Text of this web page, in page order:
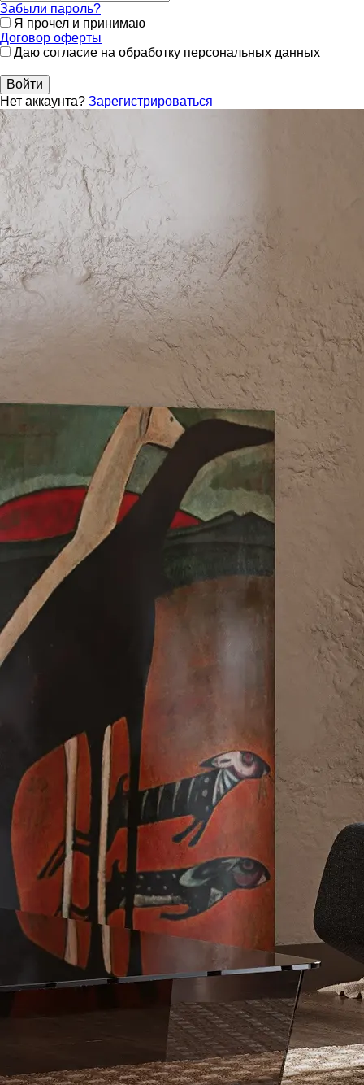
Забыли пароль?
Я прочел и принимаю
Договор оферты
Даю согласие на обработку персональных данных
Войти
Нет аккаунта? Зарегистрироваться